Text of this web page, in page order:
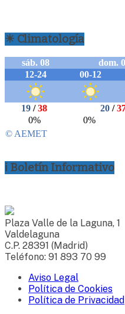
☀ Climatología
ℹ Boletín Informativo
Plaza Valle de la Laguna, 1
Valdelaguna
C.P. 28391 (Madrid)
Teléfono: 91 893 70 99
Aviso Legal
Política de Cookies
Política de Privacidad